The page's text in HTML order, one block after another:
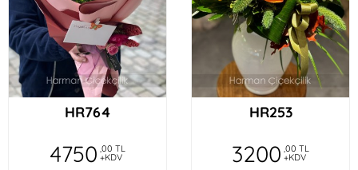
HR764
4750 ,00 TL
+KDV
HR253
3200 ,00 TL
+KDV